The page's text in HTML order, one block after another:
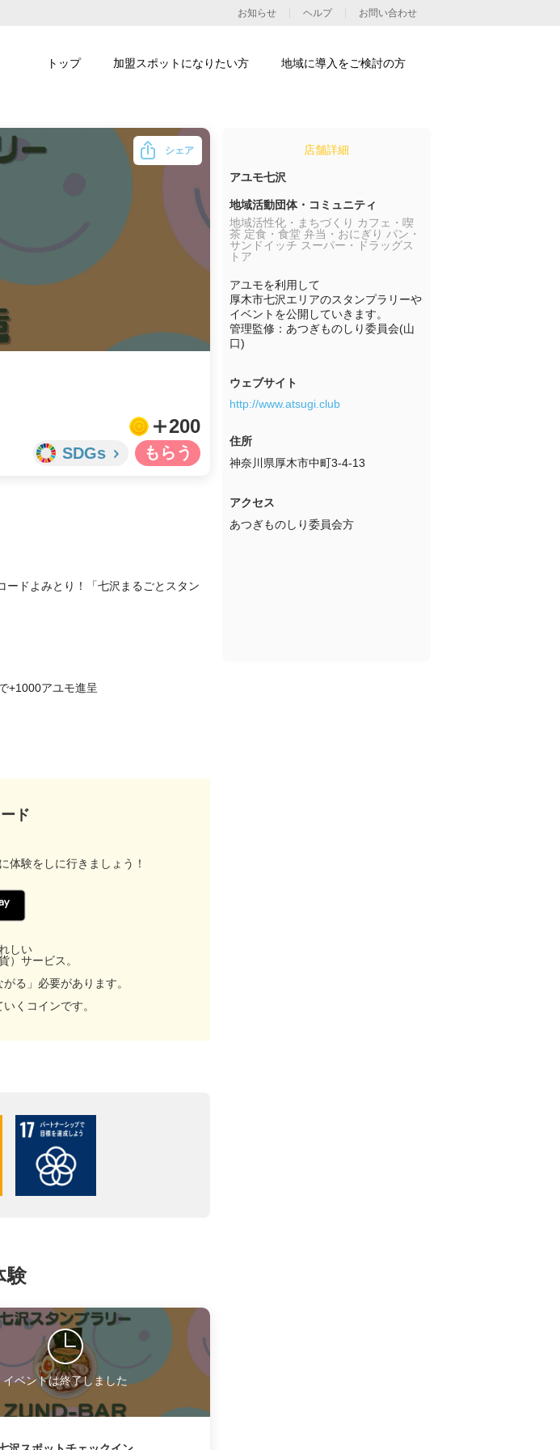
200
SDGs
シェア
ードよみとり！「七沢まるごとスタン
+1000アユモ進呈
ド
体験をしに行きましょう！
しい
）サービス。
る」必要があります。
くコインです。
験
イベントは終了しました
店舗詳細
アユモ七沢
地域活動団体・コミュニティ
地域活性化・まちづくり カフェ・喫
茶 定食・食堂 弁当・おにぎり パン・
サンドイッチ スーパー・ドラッグス
トア
アユモを利用して
厚木市七沢エリアのスタンプラリーや
イベントを公開していきます。
管理監修：あつぎものしり委員会(山
口)
ウェブサイト
http://www.atsugi.club
住所
神奈川県厚木市中町3-4-13
アクセス
あつぎものしり委員会方
お知らせ ヘルプ お問い合わせ
トップ 加盟スポットになりたい方 地域に導入をご検討の方